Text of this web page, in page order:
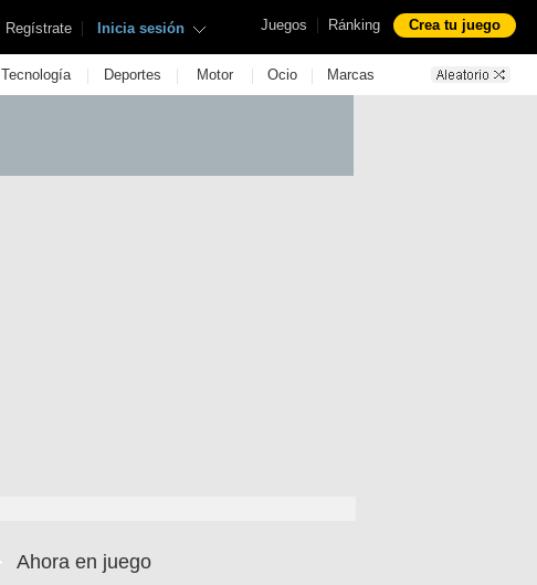
Juegos | Ránking Crea tu juego
Regístrate | Inicia sesión
Tecnología | Deportes | Motor | Ocio | Marcas
Ahora en juego